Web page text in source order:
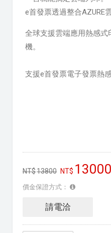
e首發票透過整合AZURE
全球支援雲端應用熱感
機。
支援e首發票電子發票熱感
13800 13000
價金保證方式：
請電洽